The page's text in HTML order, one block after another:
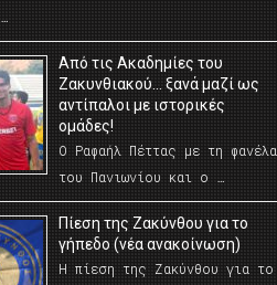
Από τις Ακαδημίες του
Ζακυνθιακού… ξανά μαζί ως
αντίπαλοι με ιστορικές
ομάδες!
Ο Ραφαήλ Πέττας με τη φανέλα
του Πανιωνίου και ο …
Πίεση της Ζακύνθου για το
γήπεδο (νέα ανακοίνωση)
Η πίεση της Ζακύνθου για το